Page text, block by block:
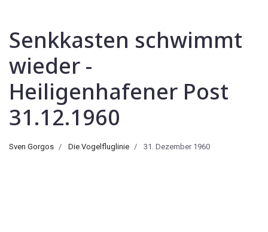
Senkkasten schwimmt
wieder -
Heiligenhafener Post
31.12.1960
Sven Gorgos Die Vogelfluglinie 31. Dezember 1960